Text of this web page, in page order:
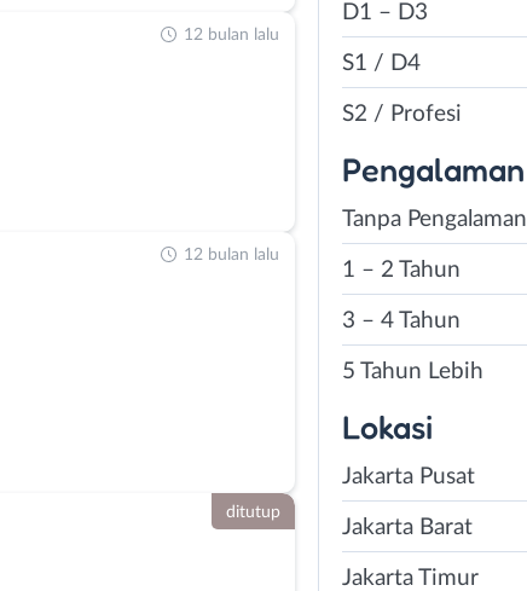
12 bulan lalu
12 bulan lalu
ditutup
D1 – D3
S1 / D4
S2 / Profesi
Pengalaman
Tanpa Pengalaman
1 – 2 Tahun
3 – 4 Tahun
5 Tahun Lebih
Lokasi
Jakarta Pusat
Jakarta Barat
Jakarta Timur